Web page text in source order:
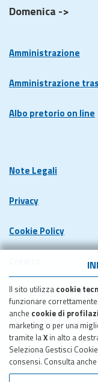
Il sito utilizza cookie
funzionare
anche cookie di
marketing o per una
tramite laX in alto a
Seleziona Gestisci
consensi. Consulta
Domenica ->
Amministrazione
Amministrazione
Albo pretorio on line
Note Legali
Privacy
Cookie Policy
Dichiarazione di
Meccanismo di
Pubblicazione